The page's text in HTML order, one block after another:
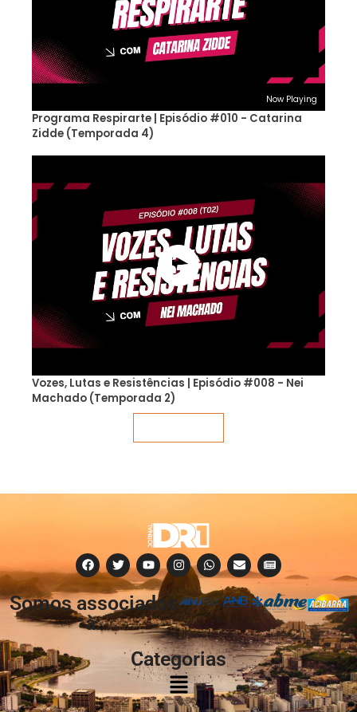
Now Playing
Programa Respirarte | Episódio #010 - Catarina
Zidde (Temporada 4)
Vozes, Lutas e Resistências | Episódio #008 - Nei
Machado (Temporada 2)
Somos associados
à:
Categorias